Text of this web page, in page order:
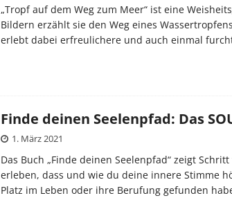
„Tropf auf dem Weg zum Meer“ ist eine
Bildern erzählt sie den Weg eines
erlebt dabei erfreulichere und auch einmal
Finde deinen Seelenpfad: Das
1. März 2021
Das Buch „Finde deinen Seelenpfad“ zeigt
erleben, dass und wie du deine innere Stimme
Platz im Leben oder ihre Berufung gefunden